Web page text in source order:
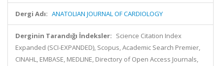
Dergi Adı: ANATOLIAN JOURNAL OF CARDIOLOGY
Derginin Tarandığı İndeksler: Science Citation Index
Expanded (SCI-EXPANDED), Scopus, Academic Search Premier,
CINAHL, EMBASE, MEDLINE, Directory of Open Access Journals,